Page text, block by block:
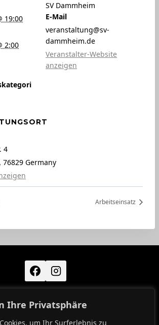
Ihre Privatsphäre
um Ihr Surferlebnis zu
19:00
2:00
4
, 76829 Germany
SV Dammheim
E-Mail
veranstaltung@sv-
dammheim.de
Veranstalter-Website
anzeigen
Arbeitseinsatz
IMPRESSUM DATENSCHUTZ